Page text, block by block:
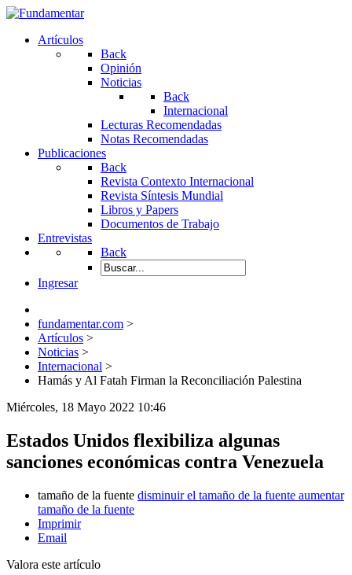
Artículos
Back
Opinión
Noticias
Back
Internacional
Lecturas Recomendadas
Notas Recomendadas
Publicaciones
Back
Revista Contexto Internacional
Revista Síntesis Mundial
Libros y Papers
Documentos de Trabajo
Entrevistas
Back
Ingresar
fundamentar.com >
Artículos >
Noticias >
Internacional >
Hamás y Al Fatah Firman la Reconciliación Palestina
Miércoles, 18 Mayo 2022 10:46
Estados Unidos flexibiliza algunas
sanciones económicas contra Venezuela
tamaño de la fuente disminuir el tamaño de la fuente aumentar
tamaño de la fuente
Imprimir
Email
Valora este artículo